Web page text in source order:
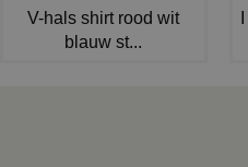
V-hals shirt rood wit
blauw st...